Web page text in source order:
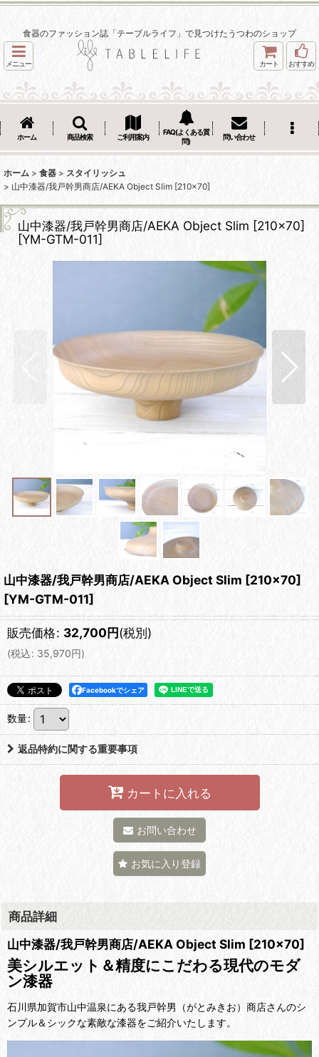
食器のファッション誌「テーブルライフ」で見つけたうつわのショップ
メニュー カート おすすめ
ホーム 商品検索 ご利用案内
FAQ(よくある質
問)
問い合わせ
ホーム > 食器 > スタイリッシュ
> 山中漆器/我戸幹男商店/AEKA Object Slim [210×70]
山中漆器/我戸幹男商店/AEKA Object Slim [210×70]
[YM-GTM-011]
山中漆器/我戸幹男商店/AEKA Object Slim [210×70]
[YM-GTM-011]
販売価格: 32,700円(税別)
(税込: 35,970円)
Facebookでシェア
数量:
返品特約に関する重要事項
カートに入れる
お問い合わせ
お気に入り登録
商品詳細
山中漆器/我戸幹男商店/AEKA Object Slim [210×70]
美シルエット＆精度にこだわる現代のモダ
ン漆器
石川県加賀市山中温泉にある我戸幹男（がとみきお）商店さんのシ
ンプル＆シックな素敵な漆器をご紹介いたします。